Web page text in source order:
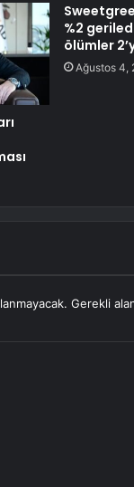
%2
ölümler
Ağustos 4,
Gerekli